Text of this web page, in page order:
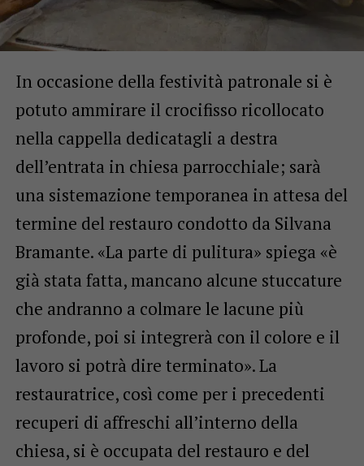
In occasione della festività patronale si è
potuto ammirare il crocifisso ricollocato
nella cappella dedicatagli a destra
dell’entrata in chiesa parrocchiale; sarà
una sistemazione temporanea in attesa del
termine del restauro condotto da Silvana
Bramante. «La parte di pulitura» spiega «è
già stata fatta, mancano alcune stuccature
che andranno a colmare le lacune più
profonde, poi si integrerà con il colore e il
lavoro si potrà dire terminato». La
restauratrice, così come per i precedenti
recuperi di affreschi all’interno della
chiesa, si è occupata del restauro e del